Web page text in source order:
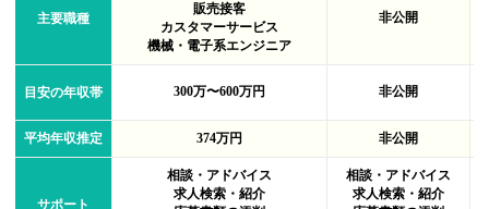
主要職種
販売接客
カスタマーサービス
機械・電子系エンジニア
非公開
目安の年収帯 300万〜600万円 非公開
平均年収推定 374万円 非公開
サポート
相談・アドバイス
求人検索・紹介
相談・アドバイス
求人検索・紹介